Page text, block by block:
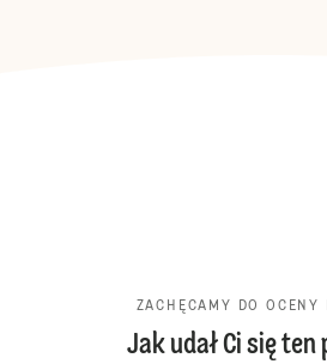
ZACHĘCAMY DO OCENY
Jak udał Ci się ten